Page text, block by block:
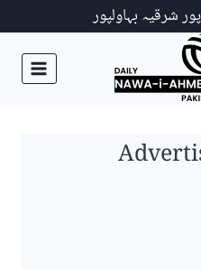
شرقیہ بہاولپور